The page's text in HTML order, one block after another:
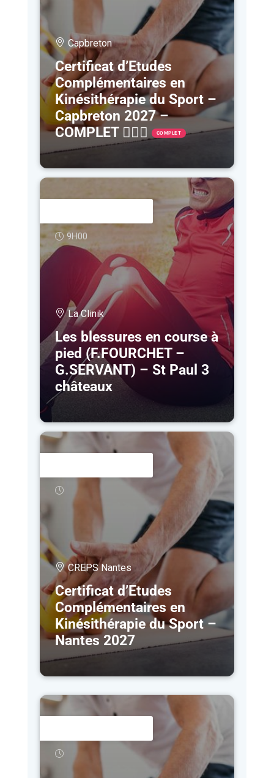
Capbreton
Certificat d’Etudes
Complémentaires en
Kinésithérapie du Sport –
Capbreton 2027 –
COMPLET 🤷🏻‍♀️
COMPLET
9H00
La Clinik
Les blessures en course à
pied (F.FOURCHET –
G.SERVANT) – St Paul 3
châteaux
CREPS Nantes
Certificat d’Etudes
Complémentaires en
Kinésithérapie du Sport –
Nantes 2027